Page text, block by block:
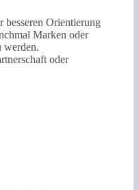
besseren Orientierung
Marken oder
werden.
oder